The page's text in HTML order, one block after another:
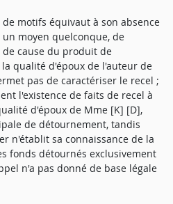
motifs équivaut à son absence
moyen quelconque, de
cause du produit de
qualité d'époux de l'auteur de
pas de caractériser le recel ;
l'existence de faits de recel à
d'époux de Mme [K] [D],
de détournement, tandis
n'établit sa connaissance de la
fonds détournés exclusivement
n'a pas donné de base légale